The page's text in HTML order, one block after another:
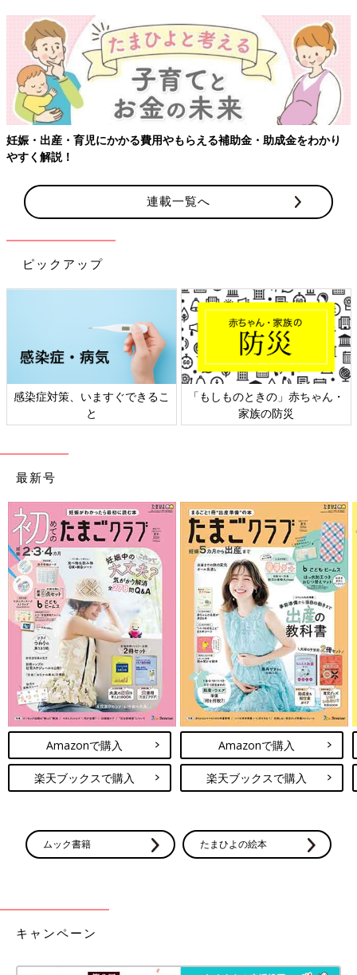
妊娠・出産・育児にかかる費用やもらえる補助金・助成金をわかり
やすく解説！
連載一覧へ
ピックアップ
感染症対策、いますぐできるこ
と
「もしものときの」赤ちゃん・
家族の防災
最新号
Amazonで購入
楽天ブックスで購入
Amazonで購入
楽天ブックスで購入
ムック書籍 たまひよの絵本
キャンペーン